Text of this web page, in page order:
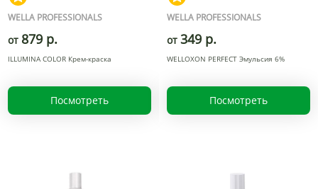
WELLA PROFESSIONALS
от 879 р.
ILLUMINA COLOR Крем-краска
Посмотреть
WELLA PROFESSIONALS
от 349 р.
WELLOXON PERFECT Эмульсия 6%
Посмотреть